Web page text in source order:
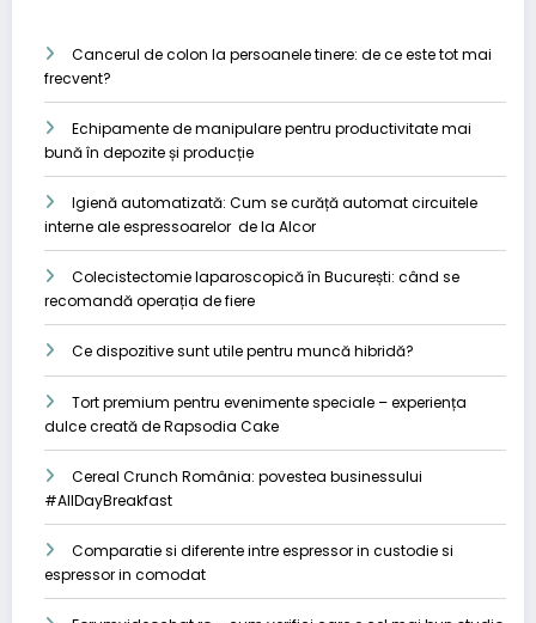
Cancerul de colon la persoanele tinere: de ce este tot mai
frecvent?
Echipamente de manipulare pentru productivitate mai
bună în depozite și producție
Igienă automatizată: Cum se curăță automat circuitele
interne ale espressoarelor de la Alcor
Colecistectomie laparoscopică în București: când se
recomandă operația de fiere
Ce dispozitive sunt utile pentru muncă hibridă?
Tort premium pentru evenimente speciale – experiența
dulce creată de Rapsodia Cake
Cereal Crunch România: povestea businessului
#AllDayBreakfast
Comparatie si diferente intre espressor in custodie si
espressor in comodat